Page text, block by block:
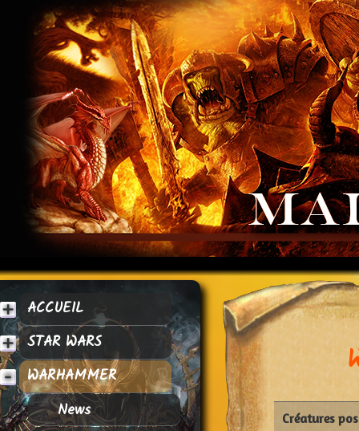
ACCUEIL
STAR WARS
WARHAMMER
News
Créatures